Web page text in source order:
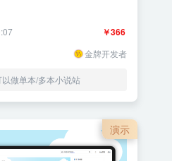
￥366
金牌开发者
做单本/多本小说站
演示